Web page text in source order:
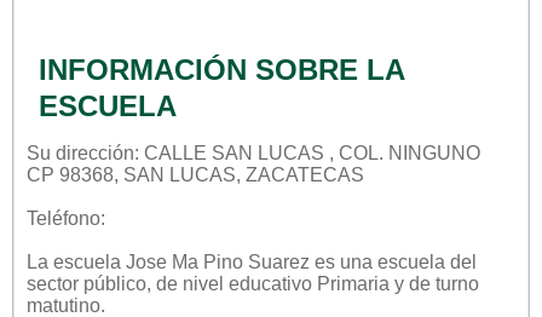
INFORMACIÓN SOBRE LA
ESCUELA
Su dirección: CALLE SAN LUCAS , COL. NINGUNO
CP 98368, SAN LUCAS, ZACATECAS
Teléfono:
La escuela Jose Ma Pino Suarez es una escuela del
sector público, de nivel educativo Primaria y de turno
matutino.